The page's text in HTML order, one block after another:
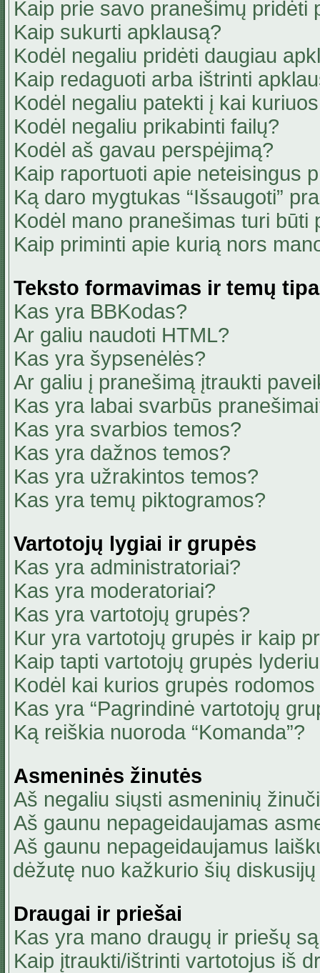
Kaip prie savo pranešimų pridėti
Kaip sukurti apklausą?
Kodėl negaliu pridėti daugiau
Kaip redaguoti arba ištrinti
Kodėl negaliu patekti į kai
Kodėl negaliu prikabinti failų?
Kodėl aš gavau perspėjimą?
Kaip raportuoti apie neteisingus
Ką daro mygtukas “Išsaugoti”
Kodėl mano pranešimas turi būti
Kaip priminti apie kurią nors
Teksto formavimas ir temų
Kas yra BBKodas?
Ar galiu naudoti HTML?
Kas yra šypsenėlės?
Ar galiu į pranešimą įtraukti
Kas yra labai svarbūs
Kas yra svarbios temos?
Kas yra dažnos temos?
Kas yra užrakintos temos?
Kas yra temų piktogramos?
Vartotojų lygiai ir grupės
Kas yra administratoriai?
Kas yra moderatoriai?
Kas yra vartotojų grupės?
Kur yra vartotojų grupės ir kaip
Kaip tapti vartotojų grupės
Kodėl kai kurios grupės
Kas yra “Pagrindinė vartotojų
Ką reiškia nuoroda “Komanda”?
Asmeninės žinutės
Aš negaliu siųsti asmeninių
Aš gaunu nepageidaujamas
Aš gaunu nepageidaujamus
dėžutę nuo kažkurio šių
Draugai ir priešai
Kas yra mano draugų ir priešų
Kaip įtraukti/ištrinti vartotojus iš